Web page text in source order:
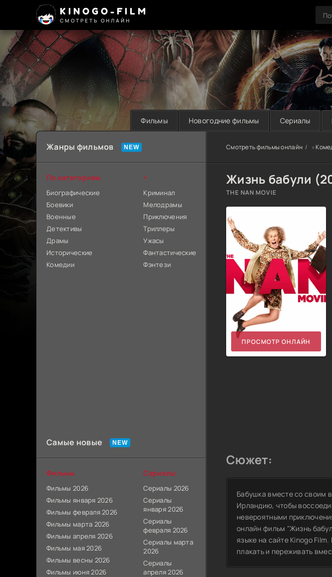
KINOGO-FILM
СМОТРЕТЬ ОНЛАЙН
Фильмы Новогодние фильмы Сериалы
Смотреть фильмы онлайн »
Жизнь бабули
THE NAN MOVIE
ПРОСМОТР ОНЛАЙН
Сюжет:
Бабушка вместе со своим
Ирландию, чтобы
невероятными
онлайн фильм "Жизнь
языке на сайте Kinogo
плакать и переживать
Жанры фильмов
По категориям
Биографические
Боевики
Военные
Детективы
Драмы
Исторические
Комедии
+
Криминал
Мелодрамы
Приключения
Триллеры
Ужасы
Фантастические
Фэнтези
Самые новые
Фильмы
Фильмы 2026
Фильмы января 2026
Фильмы февраля 2026
Фильмы марта 2026
Фильмы апреля 2026
Фильмы мая 2026
Фильмы весны 2026
Фильмы июня 2026
Сериалы
Сериалы 2026
Сериалы
января 2026
Сериалы
февраля 2026
Сериалы марта
2026
Сериалы
апреля 2026